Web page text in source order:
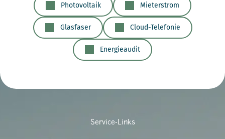
Photovoltaik Mieterstrom
Glasfaser Cloud-Telefonie
Energieaudit
Service-Links